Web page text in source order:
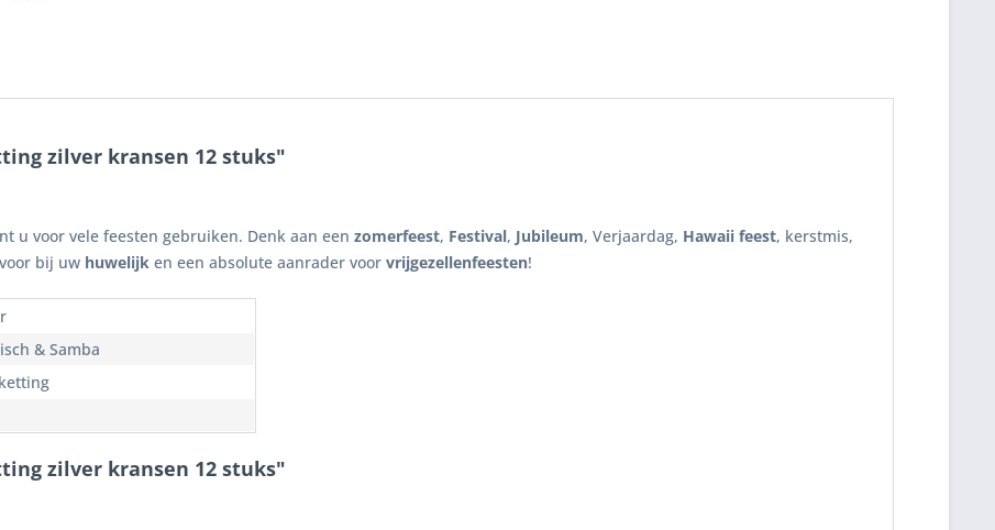
zilver kransen 12 stuks"
u voor vele feesten gebruiken. Denk aan een zomerfeest, Festival, Jubileum, Verjaardag, Hawaii feest, kerstmis,
bij uw huwelijk en een absolute aanrader voor vrijgezellenfeesten!
& Samba
zilver kransen 12 stuks"